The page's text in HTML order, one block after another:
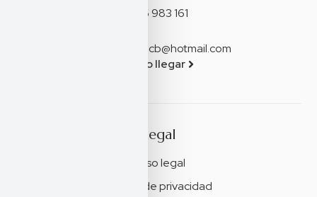
626 983 161
franimorenocb@hotmail.com
Cómo llegar
Legal
Aviso legal
Política de privacidad